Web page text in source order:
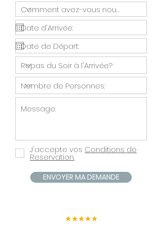
J'accepte vos Conditions de
Reservation.
ENVOYER MA DEMANDE
★★★★★